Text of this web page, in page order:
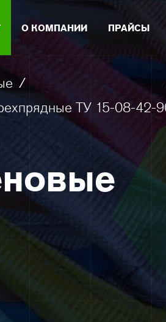
О КОМПАНИИ ПРАЙСЫ
/
ТУ 15-08-42-